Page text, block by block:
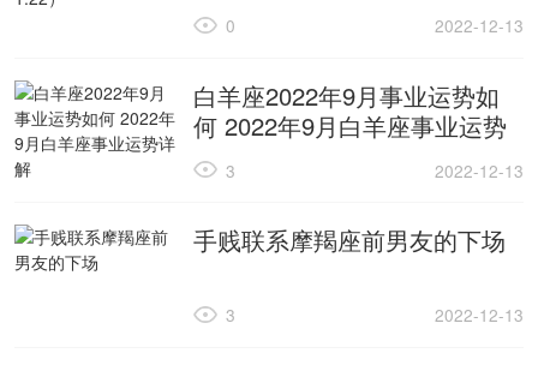
2022-12-13
0
白羊座2022年9月事业运势如
何 2022年9月白羊座事业运势
详解
2022-12-13
3
手贱联系摩羯座前男友的下场
2022-12-13
3